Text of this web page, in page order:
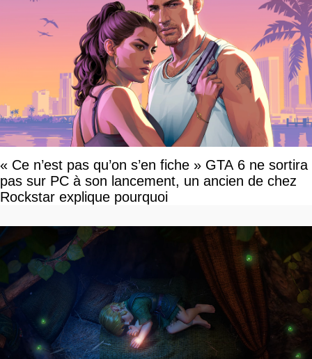
« Ce n’est pas qu’on s’en fiche » GTA 6 ne sortira
pas sur PC à son lancement, un ancien de chez
Rockstar explique pourquoi